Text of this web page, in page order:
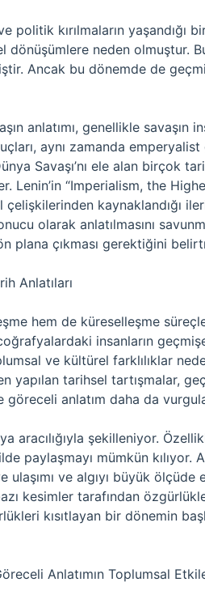
kırılmaların yaşandığı
neden olmuştur.
Ancak bu dönemde de
anlatımı, genellikle savaşın
aynı zamanda emperyalist
Savaşı’nı ele alan birçok
Lenin’in “Imperialism, the
kaynaklandığı
olarak anlatılmasını
plana çıkması gerektiğini
Anlatıları
hem de küreselleşme
insanların
ve kültürel farklılıklar
tarihsel tartışmalar,
anlatım daha da
aracılığıyla şekilleniyor.
paylaşmayı mümkün kılıyor.
ulaşımı ve algıyı büyük ölçüde
kesimler tarafından
kısıtlayan bir dönemin
Anlatımın Toplumsal